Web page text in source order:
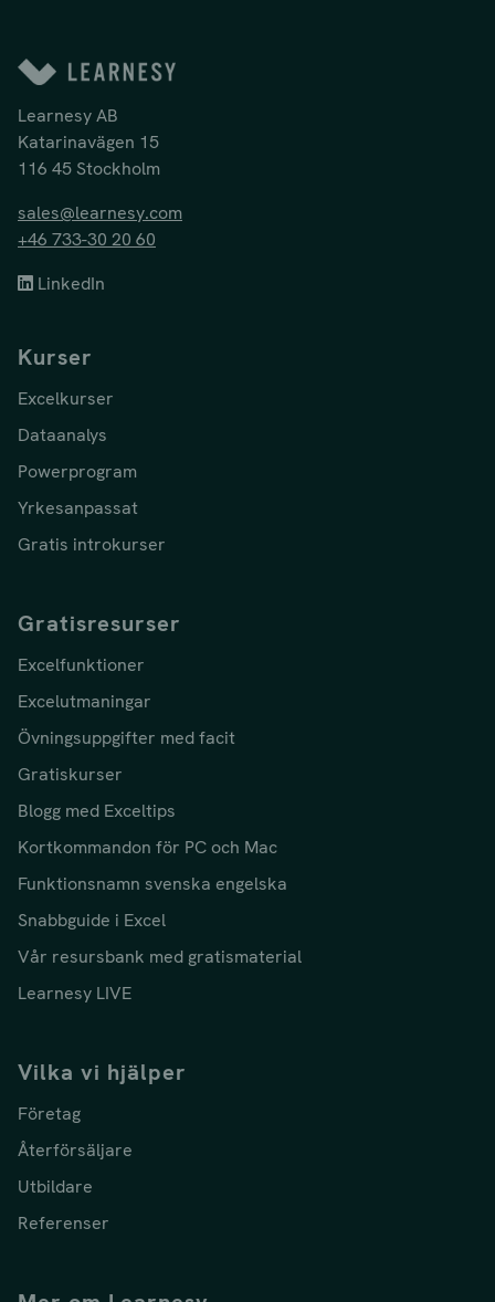
Learnesy AB
Katarinavägen 15
116 45 Stockholm
sales@learnesy.com
+46 733-30 20 60
LinkedIn
Kurser
Excelkurser
Dataanalys
Powerprogram
Yrkesanpassat
Gratis introkurser
Gratisresurser
Excelfunktioner
Excelutmaningar
Övningsuppgifter med facit
Gratiskurser
Blogg med Exceltips
Kortkommandon för PC och Mac
Funktionsnamn svenska engelska
Snabbguide i Excel
Vår resursbank med gratismaterial
Learnesy LIVE
Vilka vi hjälper
Företag
Återförsäljare
Utbildare
Referenser